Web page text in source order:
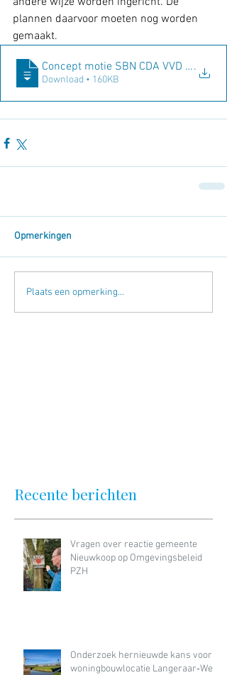
plannen daarvoor moeten nog worden
gemaakt.
Concept motie SBN CDA VVD NN SGP-
.
Download • 160KB
Opmerkingen
Plaats een opmerking...
Recente berichten
Vragen over reactie gemeente
Nieuwkoop op Omgevingsbeleid
PZH
Onderzoek hernieuwde kans voor
woningbouwlocatie Langeraar‑West